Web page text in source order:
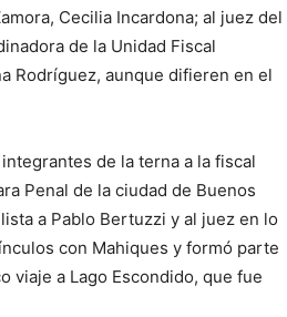
Cecilia Incardona; al juez del
de la Unidad Fiscal
Rodríguez, aunque difieren en el
de la terna a la fiscal
Penal de la ciudad de Buenos
a Pablo Bertuzzi y al juez en lo
con Mahiques y formó parte
viaje a Lago Escondido, que fue